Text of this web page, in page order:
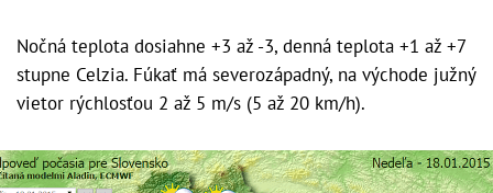
Nočná teplota dosiahne +3 až -3, denná teplota +1 až +7
stupne Celzia. Fúkať má severozápadný, na východe južný
vietor rýchlosťou 2 až 5 m/s (5 až 20 km/h).